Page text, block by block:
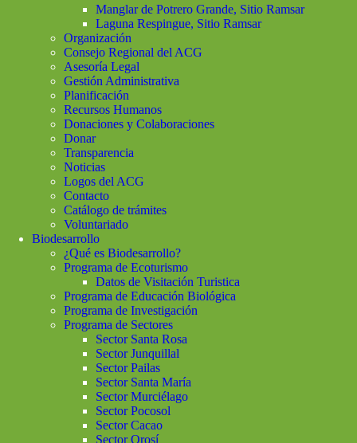
Manglar de Potrero Grande, Sitio Ramsar
Laguna Respingue, Sitio Ramsar
Organización
Consejo Regional del ACG
Asesoría Legal
Gestión Administrativa
Planificación
Recursos Humanos
Donaciones y Colaboraciones
Donar
Transparencia
Noticias
Logos del ACG
Contacto
Catálogo de trámites
Voluntariado
Biodesarrollo
¿Qué es Biodesarrollo?
Programa de Ecoturismo
Datos de Visitación Turistica
Programa de Educación Biológica
Programa de Investigación
Programa de Sectores
Sector Santa Rosa
Sector Junquillal
Sector Pailas
Sector Santa María
Sector Murciélago
Sector Pocosol
Sector Cacao
Sector Orosí